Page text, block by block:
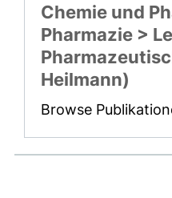
Chemie und
Pharmazie >
Heilmann)
Browse